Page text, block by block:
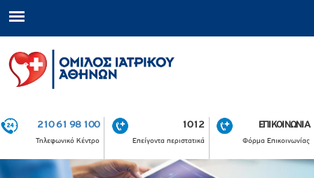
210 61 98 100
Τηλεφωνικό Κέντρο
1012
Επείγοντα περιστατικά
ΕΠΙΚΟΙΝΩΝΙΑ
Φόρμα Επικοινωνίας